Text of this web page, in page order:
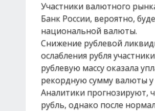
Участники валютного
Банк России, вероятно,
национальной валюты.
Снижение рублевой
ослабления рубля
рублевую массу оказала
рекордную сумму валюты
Аналитики прогнозируют,
рубль, однако после